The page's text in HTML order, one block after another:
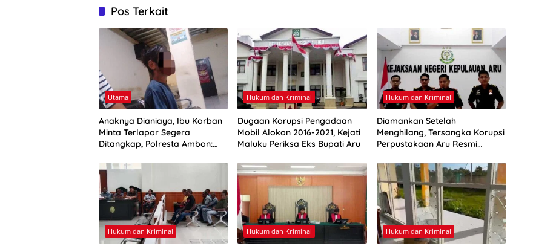
Pos Terkait
Utama
Anaknya Dianiaya, Ibu Korban
Minta Terlapor Segera
Ditangkap, Polresta Ambon:
Hukum dan Kriminal
Dugaan Korupsi Pengadaan
Mobil Alokon 2016-2021, Kejati
Maluku Periksa Eks Bupati Aru
Hukum dan Kriminal
Diamankan Setelah
Menghilang, Tersangka Korupsi
Perpustakaan Aru Resmi
Hukum dan Kriminal Hukum dan Kriminal Hukum dan Kriminal